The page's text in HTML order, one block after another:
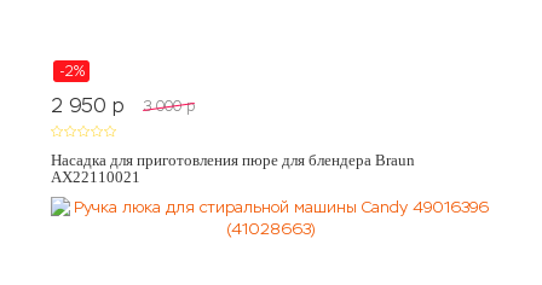
-2%
2 950 p 3 000 p
Насадка для приготовления пюре для блендера Braun
AX22110021